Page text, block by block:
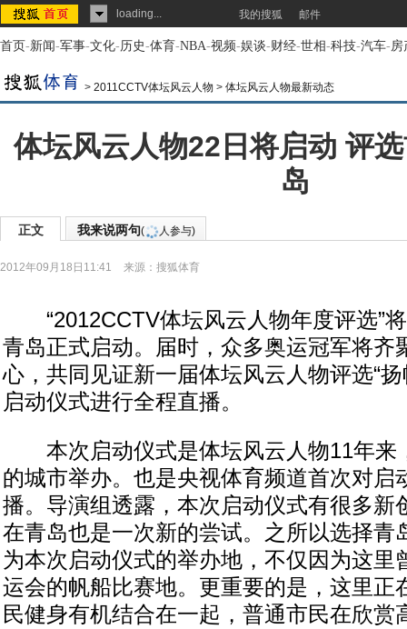
loading... 我的搜狐 邮件
首页-新闻-军事-文化-历史-体育-NBA-视频-娱谈-财经-世相-科技-汽车-房
> 2011CCTV体坛风云人物 > 体坛风云人物最新动态
体坛风云人物22日将启动 评
岛
正文 我来说两句( 人参与)
2012年09月18日11:41 来源： 搜狐体育
“2012CCTV体坛风云人物年度评选”
青岛正式启动。届时，众多奥运冠军将齐
心，共同见证新一届体坛风云人物评选“
启动仪式进行全程直播。
本次启动仪式是体坛风云人物11年来
的城市举办。也是央视体育频道首次对启
播。导演组透露，本次启动仪式有很多新
在青岛也是一次新的尝试。之所以选择青
为本次启动仪式的举办地，不仅因为这里
运会的帆船比赛地。更重要的是，这里正
民健身有机结合在一起，普通市民在欣赏